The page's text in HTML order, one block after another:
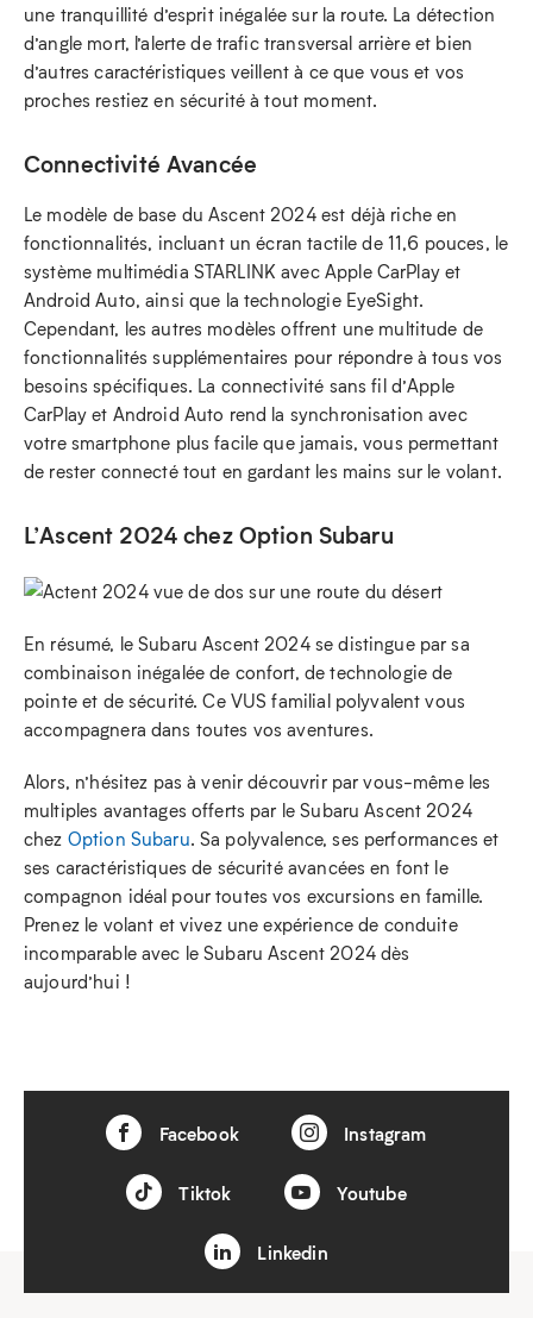
une tranquillité d’esprit inégalée sur la route. La détection
d’angle mort, l’alerte de trafic transversal arrière et bien
d’autres caractéristiques veillent à ce que vous et vos
proches restiez en sécurité à tout moment.
Connectivité Avancée
Le modèle de base du Ascent 2024 est déjà riche en
fonctionnalités, incluant un écran tactile de 11,6 pouces, le
système multimédia STARLINK avec Apple CarPlay et
Android Auto, ainsi que la technologie EyeSight.
Cependant, les autres modèles offrent une multitude de
fonctionnalités supplémentaires pour répondre à tous vos
besoins spécifiques. La connectivité sans fil d’Apple
CarPlay et Android Auto rend la synchronisation avec
votre smartphone plus facile que jamais, vous permettant
de rester connecté tout en gardant les mains sur le volant.
L’Ascent 2024 chez Option Subaru
En résumé, le Subaru Ascent 2024 se distingue par sa
combinaison inégalée de confort, de technologie de
pointe et de sécurité. Ce VUS familial polyvalent vous
accompagnera dans toutes vos aventures.
Alors, n’hésitez pas à venir découvrir par vous-même les
multiples avantages offerts par le Subaru Ascent 2024
chez Option Subaru. Sa polyvalence, ses performances et
ses caractéristiques de sécurité avancées en font le
compagnon idéal pour toutes vos excursions en famille.
Prenez le volant et vivez une expérience de conduite
incomparable avec le Subaru Ascent 2024 dès
aujourd’hui !
Facebook Instagram
Tiktok Youtube
Linkedin